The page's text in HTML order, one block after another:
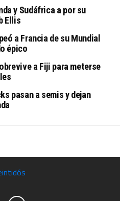
y Sudáfrica a por su
Ellis
a Francia de su Mundial
épico
a Fiji para meterse
pasan a semis y dejan